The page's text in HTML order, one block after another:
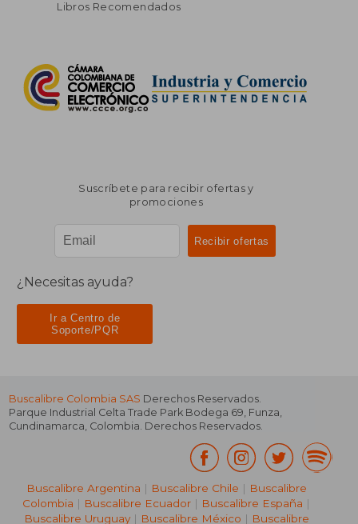
Libros Recomendados
Suscríbete para recibir ofertas y
promociones
¿Necesitas ayuda?
Ir a Centro de
Soporte/PQR
Buscalibre Colombia SAS Derechos Reservados.
Parque Industrial Celta Trade Park Bodega 69 Funza
Cundinamarca Colombia . Derechos Reservados.
Buscalibre Argentina | Buscalibre Chile | Buscalibre
Colombia | Buscalibre Ecuador | Buscalibre España |
Buscalibre Uruguay| Buscalibre México | Buscalibre